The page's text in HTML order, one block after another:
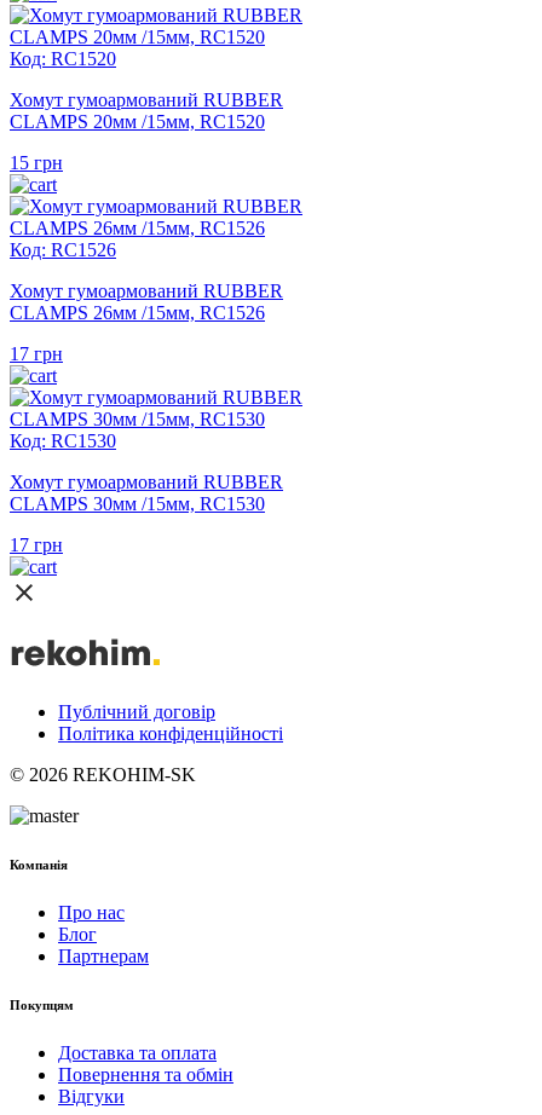
Код: RC1520
Хомут гумоармований RUBBER
CLAMPS 20мм /15мм, RC1520
15 грн
Код: RC1526
Хомут гумоармований RUBBER
CLAMPS 26мм /15мм, RC1526
17 грн
Код: RC1530
Хомут гумоармований RUBBER
CLAMPS 30мм /15мм, RC1530
17 грн
Публічний договір
Політика конфіденційності
© 2026 REKOHIM-SK
Компанія
Про нас
Блог
Партнерам
Покупцям
Доставка та оплата
Повернення та обмін
Відгуки